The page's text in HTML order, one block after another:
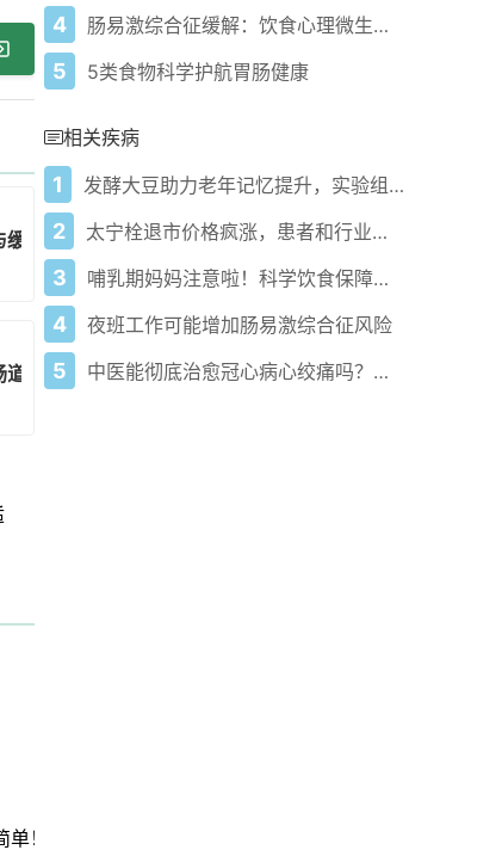
解方案
道动力
！
4 肠易激综合征缓解：饮食心理微生态三维管理方案
5 5类食物科学护航胃肠健康
相关疾病
1 发酵大豆助力老年记忆提升，实验组平均提升8.47%！
2 太宁栓退市价格疯涨，患者和行业该咋办？
3 哺乳期妈妈注意啦！科学饮食保障母婴健康！
4 夜班工作可能增加肠易激综合征风险
5 中医能彻底治愈冠心病心绞痛吗？一文给你讲清！